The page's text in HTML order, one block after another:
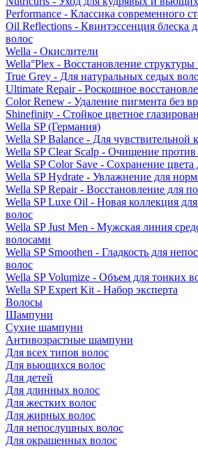
Performance - Классика современного
Oil Reflections - Квинтэссенция блеска
волос
Wella - Окислители
Wella°Plex - Восстановление структуры
True Grey - Для натуральных седых
Ultimate Repair - Роскошное
Color Renew - Удаление пигмента без
Shinefinity - Стойкое цветное
Wella SP (Германия)
Wella SP Balance - Для чувствительной
Wella SP Clear Scalp - Очищение против
Wella SP Color Save - Сохранение
Wella SP Hydrate - Увлажнение для
Wella SP Repair - Восстановление для
Wella SP Luxe Oil - Новая коллекция
волос
Wella SP Just Men - Мужская линия
волосами
Wella SP Smoothen - Гладкость для
волос
Wella SP Volumize - Объем для тонких
Wella SP Expert Kit - Набор эксперта
Волосы
Шампуни
Сухие шампуни
Антивозрастные шампуни
Для всех типов волос
Для вьющихся волос
Для детей
Для длинных волос
Для жестких волос
Для жирных волос
Для непослушных волос
Для окрашенных волос